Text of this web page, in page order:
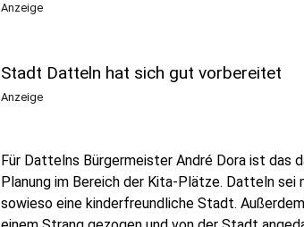
Anzeige
Stadt Datteln hat sich gut vorbereitet
Anzeige
Für Dattelns Bürgermeister André Dora ist das
Planung im Bereich der Kita-Plätze. Datteln sei
sowieso eine kinderfreundliche Stadt.